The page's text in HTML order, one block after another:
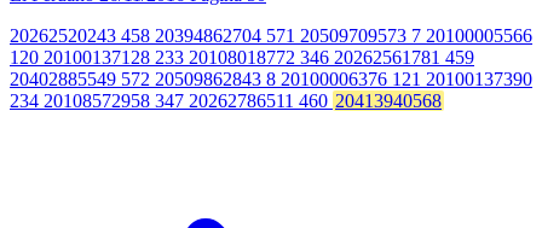
20262520243 458 20394862704 571 20509709573 7 20100005566
120 20100137128 233 20108018772 346 20262561781 459
20402885549 572 20509862843 8 20100006376 121 20100137390
234 20108572958 347 20262786511 460 20413940568